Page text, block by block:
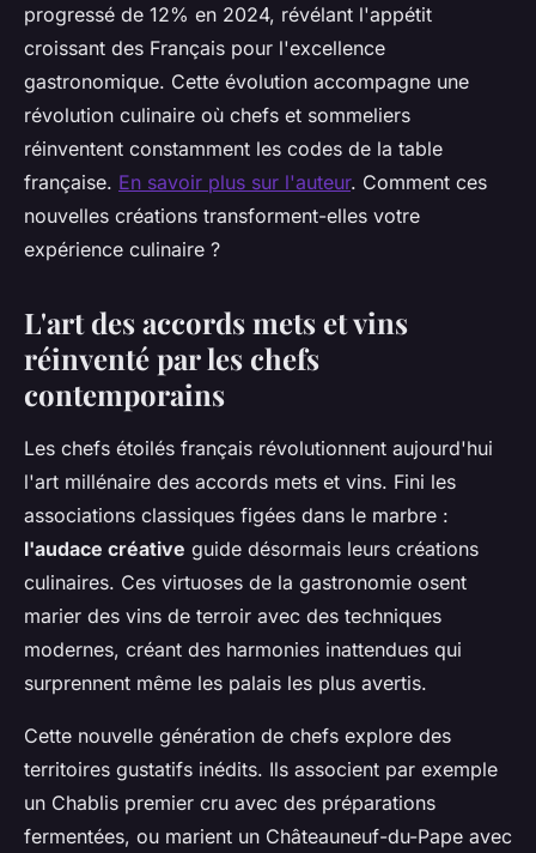
progressé de 12% en 2024, révélant l'appétit
croissant des Français pour l'excellence
gastronomique. Cette évolution accompagne une
révolution culinaire où chefs et sommeliers
réinventent constamment les codes de la table
française. En savoir plus sur l'auteur. Comment ces
nouvelles créations transforment-elles votre
expérience culinaire ?
L'art des accords mets et vins
réinventé par les chefs
contemporains
Les chefs étoilés français révolutionnent aujourd'hui
l'art millénaire des accords mets et vins. Fini les
associations classiques figées dans le marbre :
l'audace créative guide désormais leurs créations
culinaires. Ces virtuoses de la gastronomie osent
marier des vins de terroir avec des techniques
modernes, créant des harmonies inattendues qui
surprennent même les palais les plus avertis.
Cette nouvelle génération de chefs explore des
territoires gustatifs inédits. Ils associent par exemple
un Chablis premier cru avec des préparations
fermentées, ou marient un Châteauneuf-du-Pape avec